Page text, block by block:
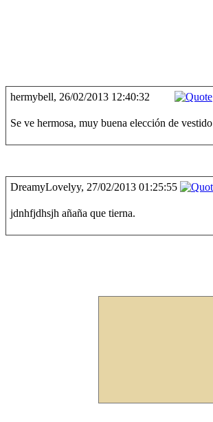
hermybell, 26/02/2013 12:40:32
Se ve hermosa, muy buena elección de vestido
DreamyLovelyy, 27/02/2013 01:25:55
jdnhfjdhsjh añaña que tierna.